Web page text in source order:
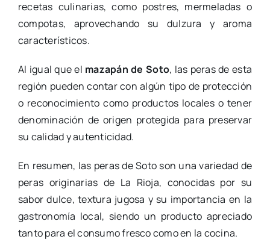
recetas culinarias, como postres, mermeladas o
compotas, aprovechando su dulzura y aroma
característicos.
Al igual que el mazapán de Soto, las peras de esta
región pueden contar con algún tipo de protección
o reconocimiento como productos locales o tener
denominación de origen protegida para preservar
su calidad y autenticidad.
En resumen, las peras de Soto son una variedad de
peras originarias de La Rioja, conocidas por su
sabor dulce, textura jugosa y su importancia en la
gastronomía local, siendo un producto apreciado
tanto para el consumo fresco como en la cocina.